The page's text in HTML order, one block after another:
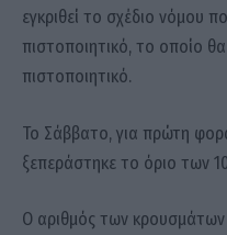
εγκριθεί το σχέδιο νόμου
πιστοποιητικό, το οποίο
πιστοποιητικό.
Το Σάββατο, για πρώτη
ξεπεράστηκε το όριο των
Ο αριθμός των κρουσμάτων